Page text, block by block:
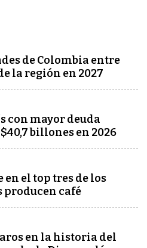
de Colombia entre
la región en 2027
con mayor deuda
billones en 2026
en el top tres de los
producen café
en la historia del